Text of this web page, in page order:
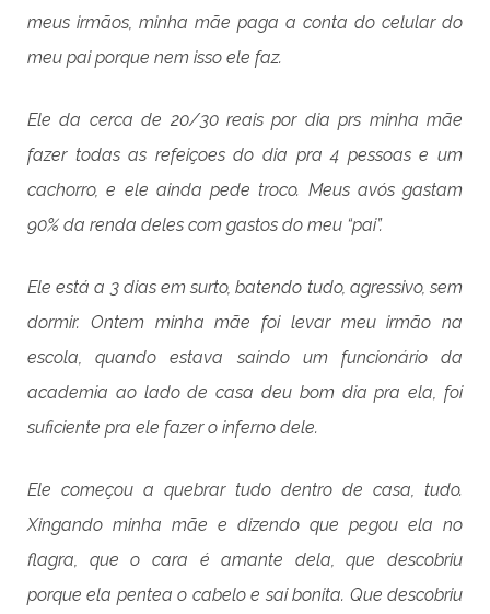
meus irmãos, minha mãe paga a conta do celular do
meu pai porque nem isso ele faz.
Ele da cerca de 20/30 reais por dia prs minha mãe
fazer todas as refeiçoes do dia pra 4 pessoas e um
cachorro, e ele ainda pede troco. Meus avós gastam
90% da renda deles com gastos do meu “pai”.
Ele está a 3 dias em surto, batendo tudo, agressivo, sem
dormir. Ontem minha mãe foi levar meu irmão na
escola, quando estava saindo um funcionário da
academia ao lado de casa deu bom dia pra ela, foi
suficiente pra ele fazer o inferno dele.
Ele começou a quebrar tudo dentro de casa, tudo.
Xingando minha mãe e dizendo que pegou ela no
flagra, que o cara é amante dela, que descobriu
porque ela pentea o cabelo e sai bonita. Que descobriu